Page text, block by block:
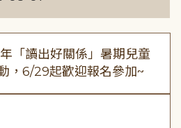
年「讀出好關係」暑期兒童
，6/29起歡迎報名參加~